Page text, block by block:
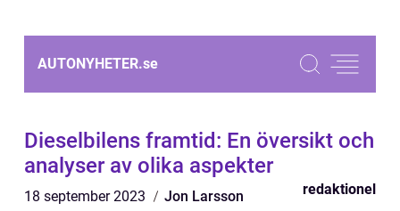
AUTONYHETER.se
Dieselbilens framtid: En översikt och
analyser av olika aspekter
18 september 2023 Jon Larsson redaktionel